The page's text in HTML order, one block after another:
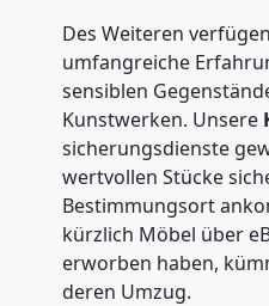
Des Weiteren
umfangreiche
sensiblen
Kunstwerken. Unsere
sicherungsdienste
wertvollen Stücke
Bestimmungsort
kürzlich Möbel über
erworben haben,
deren Umzug.